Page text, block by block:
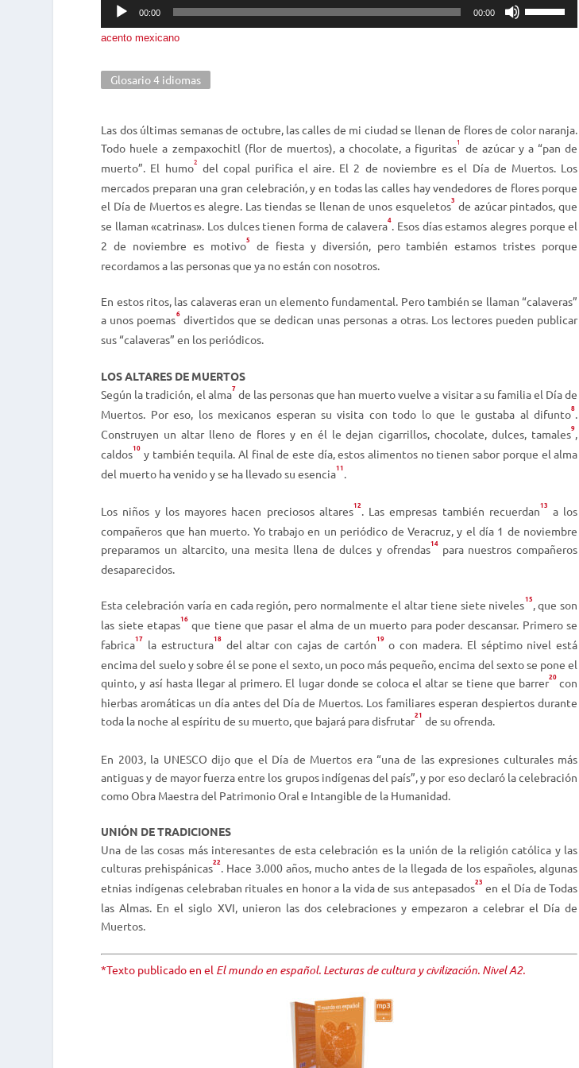
Reproductor
audio
00:00 00:00
l
a
s
t
e
c
d
a
r
b
a
/
j
o
p
a
m
a
m
i
acento mexicano
Glosario 4 idiomas
Las dos últimas semanas de octubre, las calles de mi ciudad se llenan de flores de color naranja.
Todo huele a zempaxochitl (flor de muertos), a chocolate, a figuritas1 de azúcar y a “pan de
muerto”. El humo2 del copal purifica el aire. El 2 de noviembre es el Día de Muertos. Los
mercados preparan una gran celebración, y en todas las calles hay vendedores de flores porque
el Día de Muertos es alegre. Las tiendas se llenan de unos esqueletos3 de azúcar pintados, que
se llaman «catrinas». Los dulces tienen forma de calavera4. Esos días estamos alegres porque el
2 de noviembre es motivo5
de fiesta y diversión, pero también estamos tristes porque
recordamos a las personas que ya no están con nosotros.
En estos ritos, las calaveras eran un elemento fundamental. Pero también se llaman “calaveras”
a unos poemas6divertidos que se dedican unas personas a otras. Los lectores pueden publicar
sus “calaveras” en los periódicos.
LOS ALTARES DE MUERTOS
Según la tradición, el alma7 de las personas que han muerto vuelve a visitar a su familia el Día de
Muertos. Por eso, los mexicanos esperan su visita con todo lo que le gustaba al difunto8.
Construyen un altar lleno de flores y en él le dejan cigarrillos, chocolate, dulces, tamales9,
caldos10 y también tequila. Al final de este día, estos alimentos no tienen sabor porque el alma
del muerto ha venido y se ha llevado su esencia11.
Los niños y los mayores hacen preciosos altares12. Las empresas también recuerdan13 a los
compañeros que han muerto. Yo trabajo en un periódico de Veracruz, y el día 1 de noviembre
preparamos un altarcito, una mesita llena de dulces y ofrendas14 para nuestros compañeros
desaparecidos.
Esta celebración varía en cada región, pero normalmente el altar tiene siete niveles15, que son
las siete etapas16que tiene que pasar el alma de un muerto para poder descansar. Primero se
fabrica17 la estructura18del altar con cajas de cartón19 o con madera. El séptimo nivel está
encima del suelo y sobre él se pone el sexto, un poco más pequeño, encima del sexto se pone el
quinto, y así hasta llegar al primero. El lugar donde se coloca el altar se tiene que barrer20 con
hierbas aromáticas un día antes del Día de Muertos. Los familiares esperan despiertos durante
toda la noche al espíritu de su muerto, que bajará para disfrutar21 de su ofrenda.
En 2003, la UNESCO dijo que el Día de Muertos era “una de las expresiones culturales más
antiguas y de mayor fuerza entre los grupos indígenas del país”,y por eso declaró la celebración
como Obra Maestra del Patrimonio Oral e Intangible de la Humanidad.
UNIÓN DE TRADICIONES
Una de las cosas más interesantes de esta celebración es la unión de la religión católica y las
culturas prehispánicas22. Hace 3.000 años, mucho antes de la llegada de los españoles, algunas
etnias indígenas celebraban rituales en honor a la vida de sus antepasados23 en el Día de Todas
las Almas. En el siglo XVI, unieron las dos celebraciones y empezaron a celebrar el Día de
Muertos.
*Texto publicado en el El mundo en español. Lecturas de cultura y civilización. Nivel A2.